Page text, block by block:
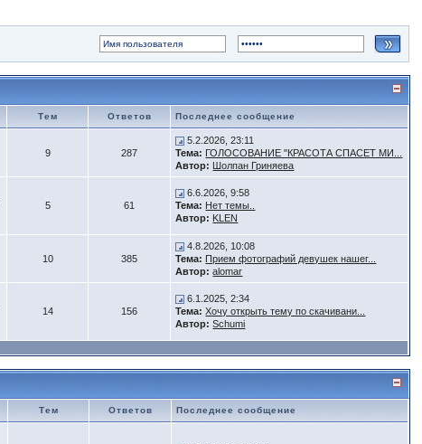
Тем Ответов Последнее сообщение
9 287
5.2.2026, 23:11
Тема: ГОЛОСОВАНИЕ "КРАСОТА СПАСЕТ МИ...
Автор:
Шолпан Гриняева
5 61
6.6.2026, 9:58
Тема: Нет темы..
Автор: KLEN
10 385
4.8.2026, 10:08
Тема: Прием фотографий девушек нашег...
Автор: alomar
14 156
6.1.2025, 2:34
Тема: Хочу открыть тему по скачивани...
Автор: Schumi
Тем Ответов Последнее сообщение